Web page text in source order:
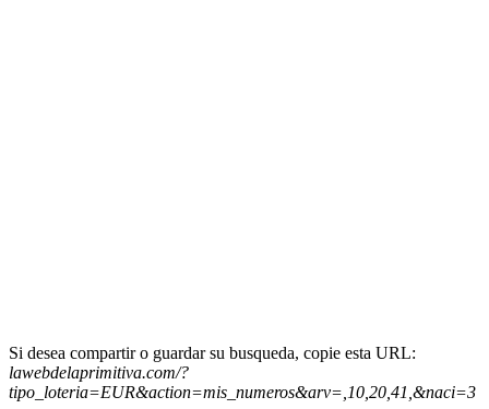
Si desea compartir o guardar su busqueda, copie esta URL:
lawebdelaprimitiva.com/?
tipo_loteria=EUR&action=mis_numeros&arv=,10,20,41,&naci=3